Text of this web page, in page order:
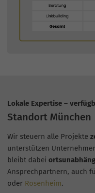
Lokale Expertise –
Standort München
Wir steuern alle Projekte
unterstützen
bleibt dabei
Ansprechpartnern, auch
oder Rosenheim.